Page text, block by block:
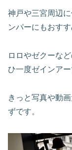
神戸や三宮周辺
ンパーにもおす
ロロやゼクーな
ひ一度ゼインア
きっと写真や動
ずです。